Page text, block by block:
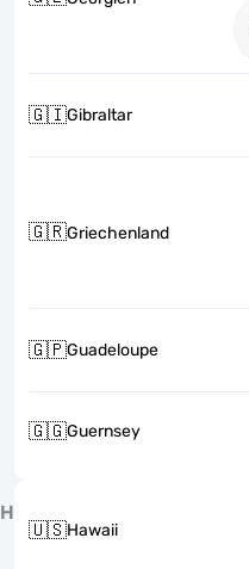
🇬🇮Gibraltar
🇬🇷Griechenland
🇬🇵Guadeloupe
🇬🇬Guernsey
H
🇺🇸Hawaii